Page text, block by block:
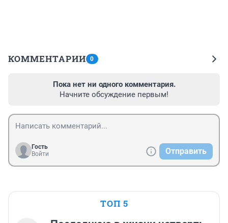
КОММЕНТАРИИ 0
Пока нет ни одного комментария.
Начните обсуждение первым!
Гость
Войти
Отправить
ТОП 5